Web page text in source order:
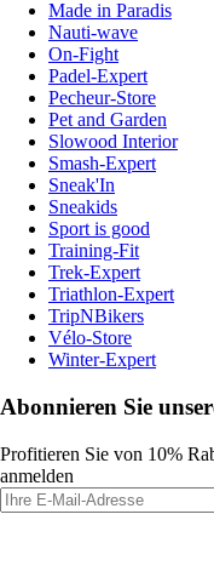
Made in Paradis
Nauti-wave
On-Fight
Padel-Expert
Pecheur-Store
Pet and Garden
Slowood Interior
Smash-Expert
Sneak'In
Sneakids
Sport is good
Training-Fit
Trek-Expert
Triathlon-Expert
TripNBikers
Vélo-Store
Winter-Expert
Abonnieren Sie
Profitieren Sie von 10%
anmelden